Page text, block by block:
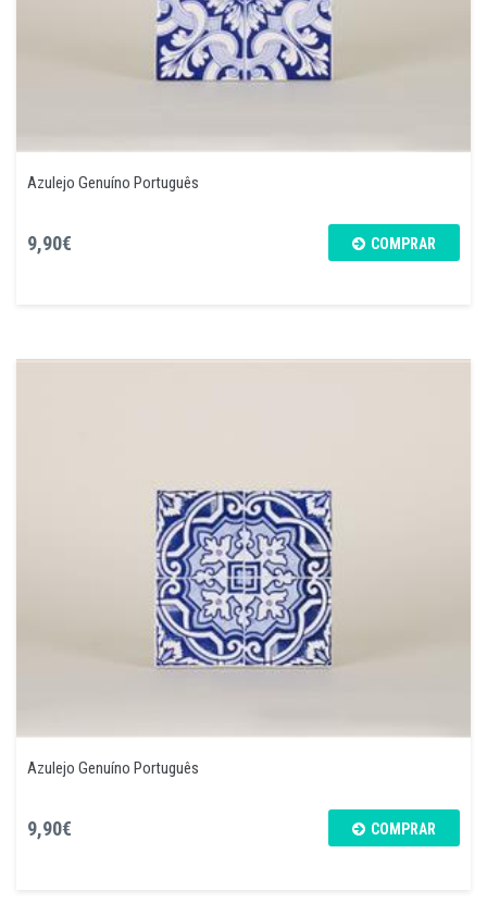
Azulejo Genuíno Português
9,90€ COMPRAR
Azulejo Genuíno Português
9,90€ COMPRAR